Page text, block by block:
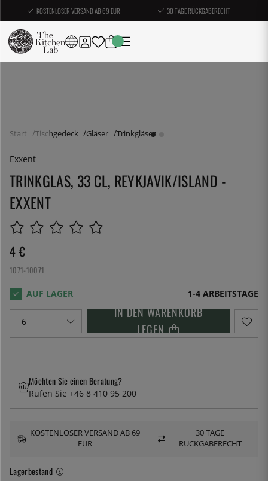
KOSTENLOSER VERSAND AB 69 EUR 30 TAGE RÜCKGABERECHT
Start Tischgedeck Gläser Trinkgläser
Exxent
TRINKGLAS, 33 CL, REYKJAVIK/ISLAND -
EXXENT
4 €
1071-10071
1-4 ARBEITSTAGE
IN DEN WARENKORB
LEGEN
Lagerbestand
Möchten Sie einen Beratung?
Rufen Sie +46 8 410 95 200
KOSTENLOSER VERSAND AB 69
EUR
30 TAGE
RÜCKGABERECHT